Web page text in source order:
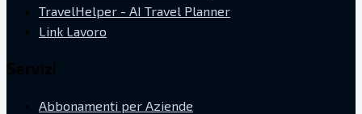
TravelHelper - AI Travel Planner
Link Lavoro
Abbonamenti per Aziende